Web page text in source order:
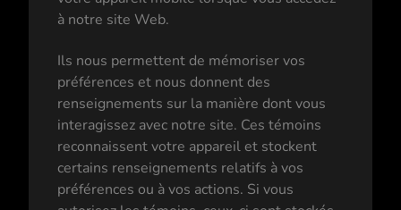
à notre site Web.
Ils nous permettent de mémoriser vos
préférences et nous donnent des
renseignements sur la manière dont vous
interagissez avec notre site. Ces témoins
reconnaissent votre appareil et stockent
certains renseignements relatifs à vos
préférences ou à vos actions. Si vous